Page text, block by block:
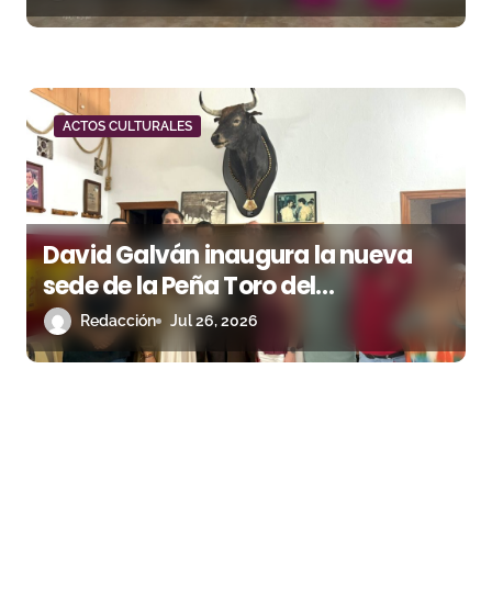
ACTOS CULTURALES
David Galván inaugura la nueva
sede de la Peña Toro del
Aguardiente de San Roque
Redacción Jul 26, 2026